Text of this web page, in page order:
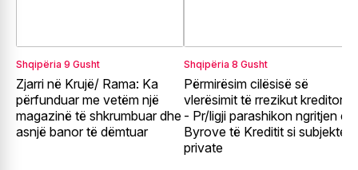
Shqipëria 9 Gusht
Zjarri në Krujë/ Rama: Ka
përfunduar me vetëm një
magazinë të shkrumbuar dhe
asnjë banor të dëmtuar
Shqipëria 8 Gusht
Përmirësim cilësisë së
vlerësimit të rrezikut kreditor
- Pr/ligji parashikon ngritjen e
Byrove të Kreditit si subjekte
private